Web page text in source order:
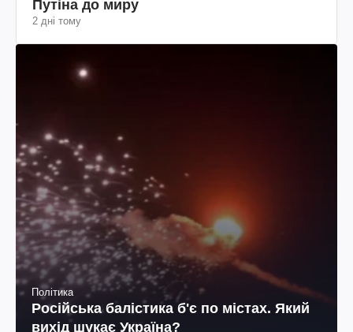
Політика
Російська балістика б'є по містах. Який
вихід шукає Україна?
2 дні тому
Соціум
Які три речі скорочують життя вашої собаки
2 дні тому